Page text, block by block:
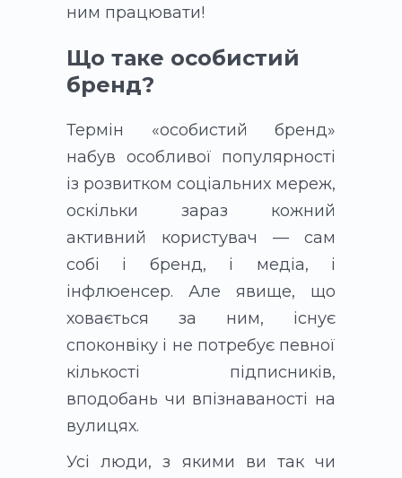
ним працювати!
Що таке особистий
бренд?
Термін «особистий бренд»
набув особливої популярності
із розвитком соціальних мереж,
оскільки зараз кожний
активний користувач — сам
собі і бренд, і медіа, і
інфлюенсер. Але явище, що
ховається за ним, існує
споконвіку і не потребує певної
кількості підписників,
вподобань чи впізнаваності на
вулицях.
Усі люди, з якими ви так чи